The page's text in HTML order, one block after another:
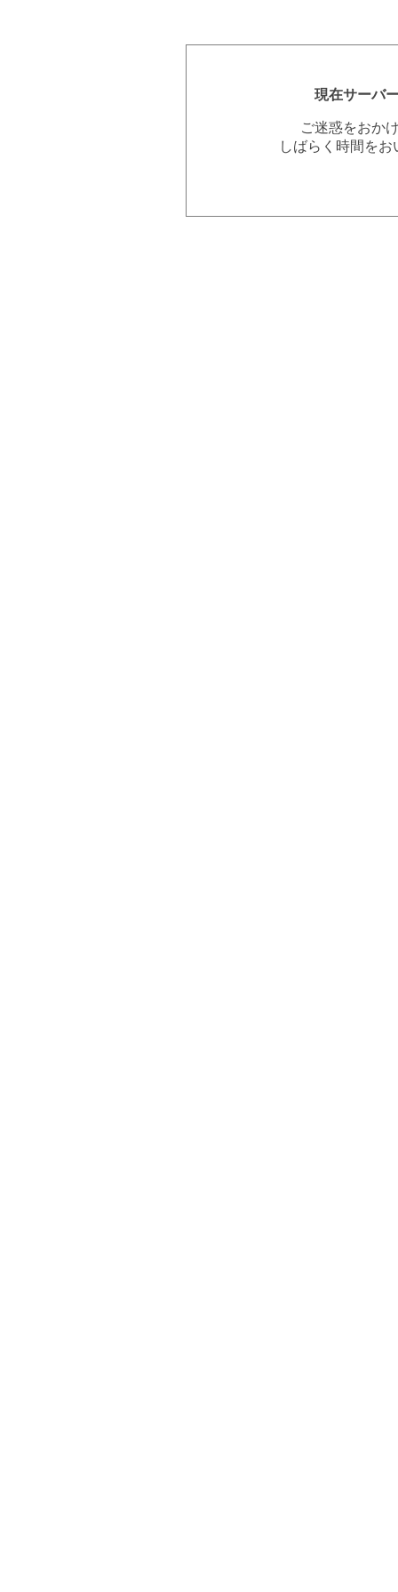
現在サーバ
ご迷惑をおか
しばらく時間を